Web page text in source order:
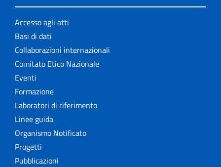
Accesso agli atti
Basi di dati
Collaborazioni internazionali
Comitato Etico Nazionale
Eventi
Formazione
Laboratori di riferimento
Linee guida
Organismo Notificato
Progetti
Pubblicazioni